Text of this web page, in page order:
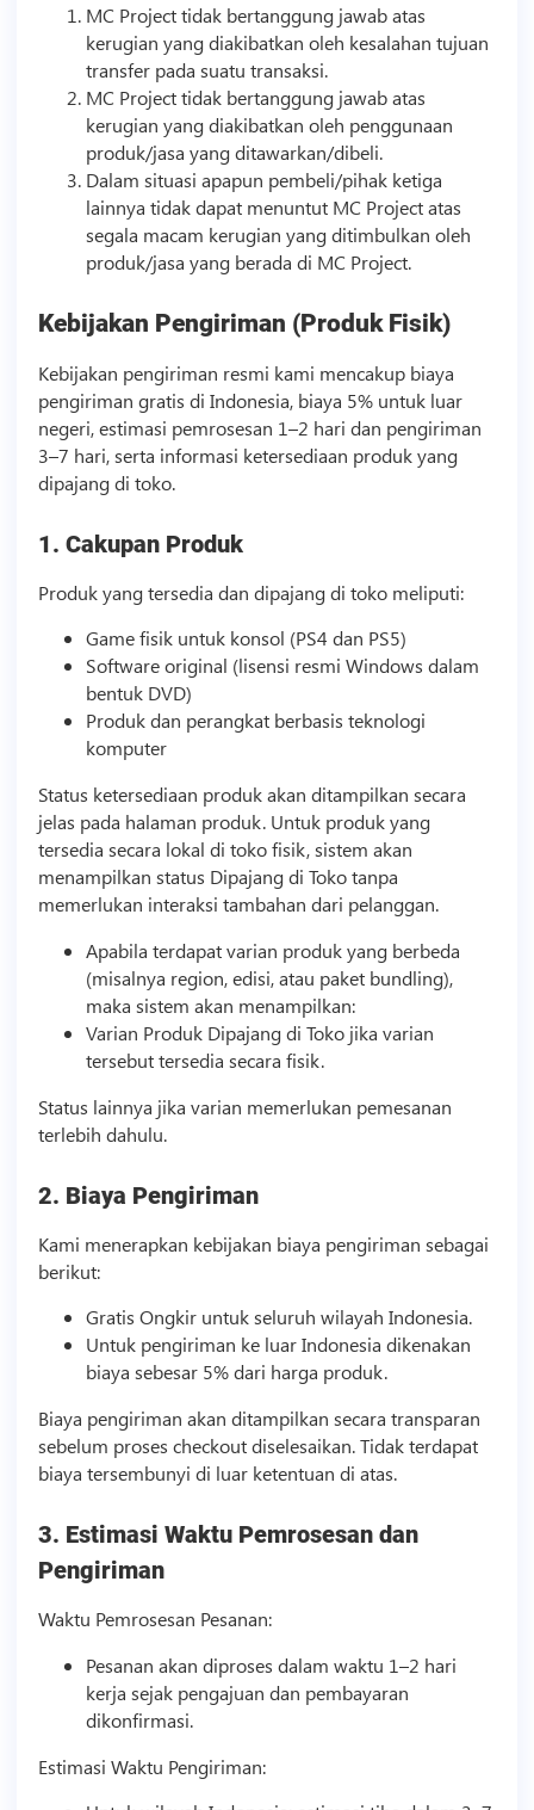
MC Project tidak bertanggung jawab atas
kerugian yang diakibatkan oleh kesalahan tujuan
transfer pada suatu transaksi.
MC Project tidak bertanggung jawab atas
kerugian yang diakibatkan oleh penggunaan
produk/jasa yang ditawarkan/dibeli.
Dalam situasi apapun pembeli/pihak ketiga
lainnya tidak dapat menuntut MC Project atas
segala macam kerugian yang ditimbulkan oleh
produk/jasa yang berada di MC Project.
Kebijakan Pengiriman (Produk Fisik)
Kebijakan pengiriman resmi kami mencakup biaya
pengiriman gratis di Indonesia, biaya 5% untuk luar
negeri, estimasi pemrosesan 1–2 hari dan pengiriman
3–7 hari, serta informasi ketersediaan produk yang
dipajang di toko.
1. Cakupan Produk
Produk yang tersedia dan dipajang di toko meliputi:
Game fisik untuk konsol (PS4 dan PS5)
Software original (lisensi resmi Windows dalam
bentuk DVD)
Produk dan perangkat berbasis teknologi
komputer
Status ketersediaan produk akan ditampilkan secara
jelas pada halaman produk. Untuk produk yang
tersedia secara lokal di toko fisik, sistem akan
menampilkan status Dipajang di Toko tanpa
memerlukan interaksi tambahan dari pelanggan.
Apabila terdapat varian produk yang berbeda
(misalnya region, edisi, atau paket bundling),
maka sistem akan menampilkan:
Varian Produk Dipajang di Toko jika varian
tersebut tersedia secara fisik.
Status lainnya jika varian memerlukan pemesanan
terlebih dahulu.
2. Biaya Pengiriman
Kami menerapkan kebijakan biaya pengiriman sebagai
berikut:
Gratis Ongkir untuk seluruh wilayah Indonesia.
Untuk pengiriman ke luar Indonesia dikenakan
biaya sebesar 5% dari harga produk.
Biaya pengiriman akan ditampilkan secara transparan
sebelum proses checkout diselesaikan. Tidak terdapat
biaya tersembunyi di luar ketentuan di atas.
3. Estimasi Waktu Pemrosesan dan
Pengiriman
Waktu Pemrosesan Pesanan:
Pesanan akan diproses dalam waktu 1–2 hari
kerja sejak pengajuan dan pembayaran
dikonfirmasi.
Estimasi Waktu Pengiriman: